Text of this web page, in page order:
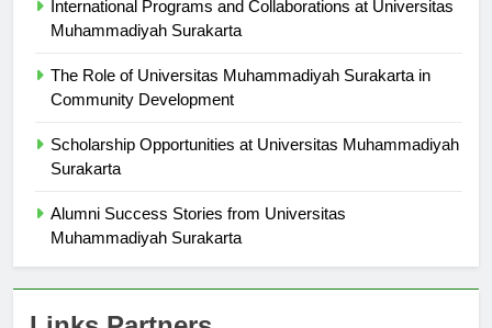
International Programs and Collaborations at Universitas
The Role of Universitas Muhammadiyah Surakarta in
Scholarship Opportunities at Universitas Muhammadiyah
Alumni Success Stories from Universitas